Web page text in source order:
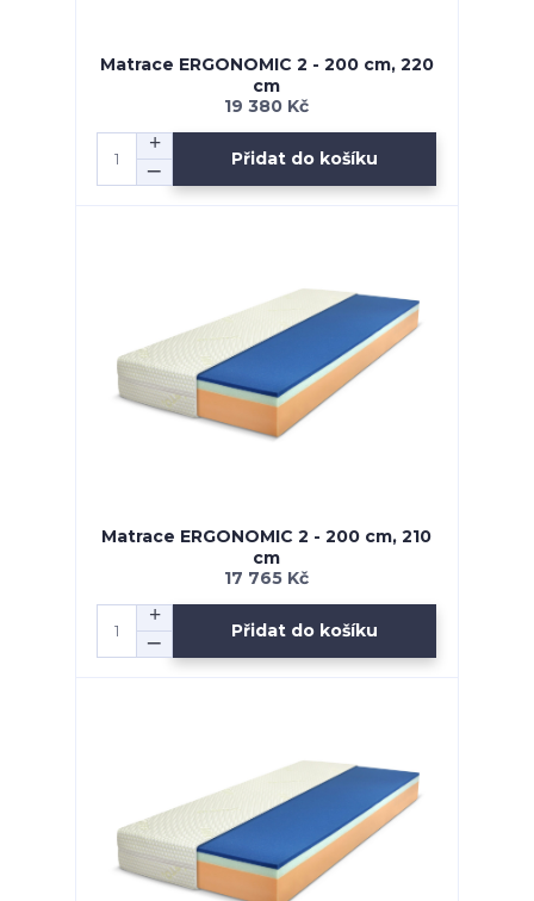
Matrace ERGONOMIC 2 - 200 cm, 220
cm
19 380 Kč
Přidat do košíku
Matrace ERGONOMIC 2 - 200 cm, 210
cm
17 765 Kč
Přidat do košíku